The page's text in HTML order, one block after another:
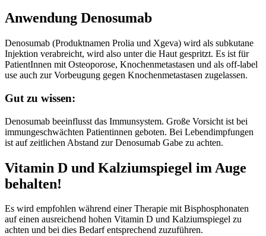
Anwendung Denosumab
Denosumab (Produktnamen Prolia und Xgeva) wird als subkutane
Injektion verabreicht, wird also unter die Haut gespritzt. Es ist für
PatientInnen mit Osteoporose, Knochenmetastasen und als off-label
use auch zur Vorbeugung gegen Knochenmetastasen zugelassen.
Gut zu wissen:
Denosumab beeinflusst das Immunsystem. Große Vorsicht ist bei
immungeschwächten Patientinnen geboten. Bei Lebendimpfungen
ist auf zeitlichen Abstand zur Denosumab Gabe zu achten.
Vitamin D und Kalziumspiegel im Auge
behalten!
Es wird empfohlen während einer Therapie mit Bisphosphonaten
auf einen ausreichend hohen Vitamin D und Kalziumspiegel zu
achten und bei dies Bedarf entsprechend zuzuführen.